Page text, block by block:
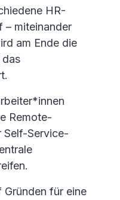
HR-
– miteinander
am Ende die
Remote-
Self-Service-
für eine